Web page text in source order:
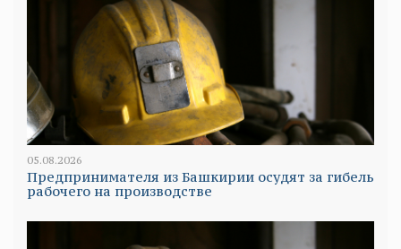
05.08.2026
Предпринимателя из Башкирии осудят за гибель
рабочего на производстве